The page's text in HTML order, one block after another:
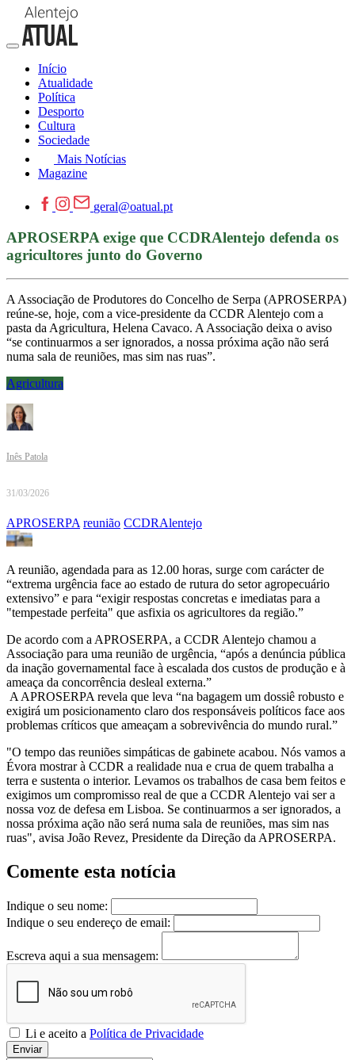
Início
Atualidade
Política
Desporto
Cultura
Sociedade
Mais Notícias
Magazine
geral@oatual.pt
APROSERPA exige que CCDRAlentejo defenda os
agricultores junto do Governo
A Associação de Produtores do Concelho de Serpa (APROSERPA)
reúne-se, hoje, com a vice-presidente da CCDR Alentejo com a
pasta da Agricultura, Helena Cavaco. A Associação deixa o aviso
“se continuarmos a ser ignorados, a nossa próxima ação não será
numa sala de reuniões, mas sim nas ruas”.
Agricultura
Inês Patola
31/03/2026
APROSERPA reunião CCDRAlentejo
A reunião, agendada para as 12.00 horas, surge com carácter de
“extrema urgência face ao estado de rutura do setor agropecuário
extensivo” e para “exigir respostas concretas e imediatas para a
"tempestade perfeita" que asfixia os agricultores da região.”
De acordo com a APROSERPA, a CCDR Alentejo chamou a
Associação para uma reunião de urgência, “após a denúncia pública
da inação governamental face à escalada dos custos de produção e à
ameaça da concorrência desleal externa.”
A APROSERPA revela que leva “na bagagem um dossiê robusto e
exigirá um posicionamento claro dos responsáveis políticos face aos
problemas críticos que ameaçam a sobrevivência do mundo rural.”
"O tempo das reuniões simpáticas de gabinete acabou. Nós vamos a
Évora mostrar à CCDR a realidade nua e crua de quem trabalha a
terra e sustenta o interior. Levamos os trabalhos de casa bem feitos e
exigimos um compromisso real de que a CCDR Alentejo vai ser a
nossa voz de defesa em Lisboa. Se continuarmos a ser ignorados, a
nossa próxima ação não será numa sala de reuniões, mas sim nas
ruas", avisa João Revez, Presidente da Direção da APROSERPA.
Comente esta notícia
Indique o seu nome:
Indique o seu endereço de email:
Escreva aqui a sua mensagem:
Li e aceito a Política de Privacidade
Enviar